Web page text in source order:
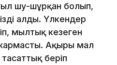
шу-шұрқан болып,
алды. Үлкендер
мылтық кезеген
Ақыры мал
беріп